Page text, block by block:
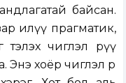
байсан.
илүү прагматик,
чиглэл рүү
хоёр чиглэл өөр